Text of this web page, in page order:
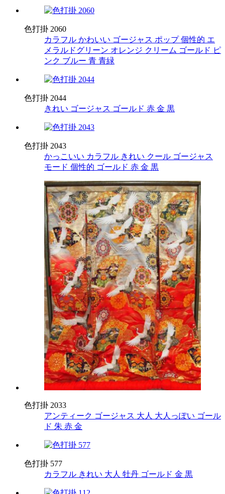
色打掛 2060
カラフル かわいい ゴージャス ポップ 個性的 エ
メラルドグリーン オレンジ クリーム ゴールド ピ
ンク ブルー 青 青緑
色打掛 2044
きれい ゴージャス ゴールド 赤 金 黒
色打掛 2043
かっこいい カラフル きれい クール ゴージャス
モード 個性的 ゴールド 赤 金 黒
色打掛 2033
アンティーク ゴージャス 大人 大人っぽい ゴール
ド 朱 赤 金
色打掛 577
カラフル きれい 大人 牡丹 ゴールド 金 黒